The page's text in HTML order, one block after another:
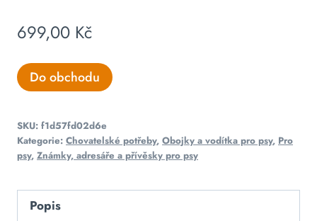
699,00 Kč
Do obchodu
SKU: f1d57fd02d6e
Kategorie: Chovatelské potřeby, Obojky a vodítka pro psy, Pro
psy, Známky, adresáře a přívěsky pro psy
Popis